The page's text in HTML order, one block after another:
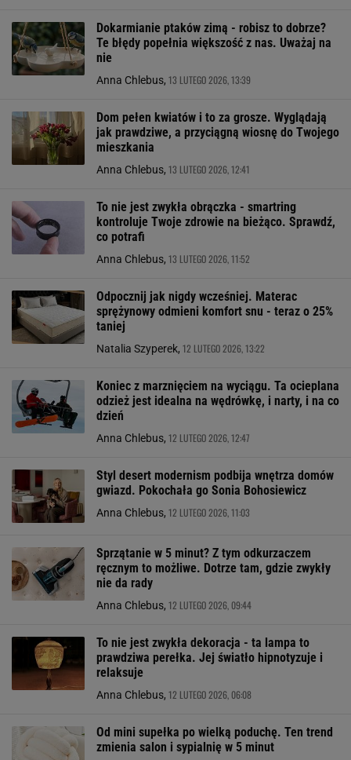
Dokarmianie ptaków zimą - robisz to dobrze?
Te błędy popełnia większość z nas. Uważaj na
nie
Anna Chlebus, 13 LUTEGO 2026, 13:39
Dom pełen kwiatów i to za grosze. Wyglądają
jak prawdziwe, a przyciągną wiosnę do Twojego
mieszkania
Anna Chlebus, 13 LUTEGO 2026, 12:41
To nie jest zwykła obrączka - smartring
kontroluje Twoje zdrowie na bieżąco. Sprawdź,
co potrafi
Anna Chlebus, 13 LUTEGO 2026, 11:52
Odpocznij jak nigdy wcześniej. Materac
sprężynowy odmieni komfort snu - teraz o 25%
taniej
Natalia Szyperek, 12 LUTEGO 2026, 13:22
Koniec z marznięciem na wyciągu. Ta ocieplana
odzież jest idealna na wędrówkę, i narty, i na co
dzień
Anna Chlebus, 12 LUTEGO 2026, 12:47
Styl desert modernism podbija wnętrza domów
gwiazd. Pokochała go Sonia Bohosiewicz
Anna Chlebus, 12 LUTEGO 2026, 11:03
Sprzątanie w 5 minut? Z tym odkurzaczem
ręcznym to możliwe. Dotrze tam, gdzie zwykły
nie da rady
Anna Chlebus, 12 LUTEGO 2026, 09:44
To nie jest zwykła dekoracja - ta lampa to
prawdziwa perełka. Jej światło hipnotyzuje i
relaksuje
Anna Chlebus, 12 LUTEGO 2026, 06:08
Od mini supełka po wielką poduchę. Ten trend
zmienia salon i sypialnię w 5 minut